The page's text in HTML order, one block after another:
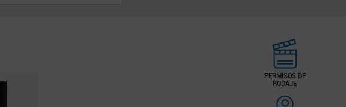
PERMISOS DE
RODAJE